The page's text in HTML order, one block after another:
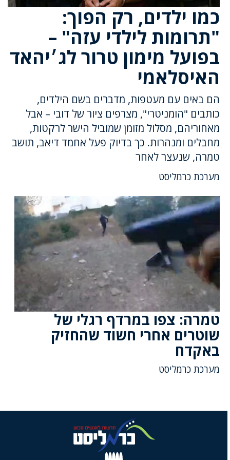
כמו ילדים, רק הפוך:
"תרומות לילדי עזה" –
בפועל מימון טרור לג׳יהאד
האיסלאמי
הם באים עם מעטפות, מדברים בשם הילדים,
כותבים "הומניטרי", מצרפים ציור של דובי – אבל
מאחוריהם, מסלול מזומן שמוביל הישר לרקטות,
מחבלים ומנהרות. כך בדיוק פעל אחמד דיאב, תושב
טמרה, שנעצר לאחר
מערכת כרמליסט
טמרה: צפו במרדף רגלי של
שוטרים אחרי חשוד שהחזיק
באקדח
מערכת כרמליסט